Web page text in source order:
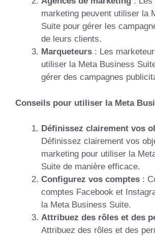
marketing peuvent utiliser la
Suite pour gérer les
de leurs clients.
Marqueteurs : Les
utiliser la Meta Business
gérer des campagnes
Conseils pour utiliser la Meta
Définissez clairement vos
Définissez clairement vos
marketing pour utiliser la
Suite de manière efficace.
Configurez vos comptes :
comptes Facebook et
la Meta Business Suite.
Attribuez des rôles et des
Attribuez des rôles et des